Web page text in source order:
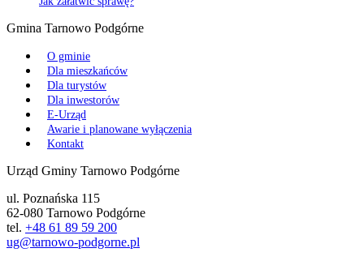
Gmina Tarnowo Podgórne
O gminie
Dla mieszkańców
Dla turystów
Dla inwestorów
E-Urząd
Awarie i planowane wyłączenia
Kontakt
Urząd Gminy Tarnowo Podgórne
ul. Poznańska 115
62-080 Tarnowo Podgórne
tel. +48 61 89 59 200
ug@tarnowo-podgorne.pl